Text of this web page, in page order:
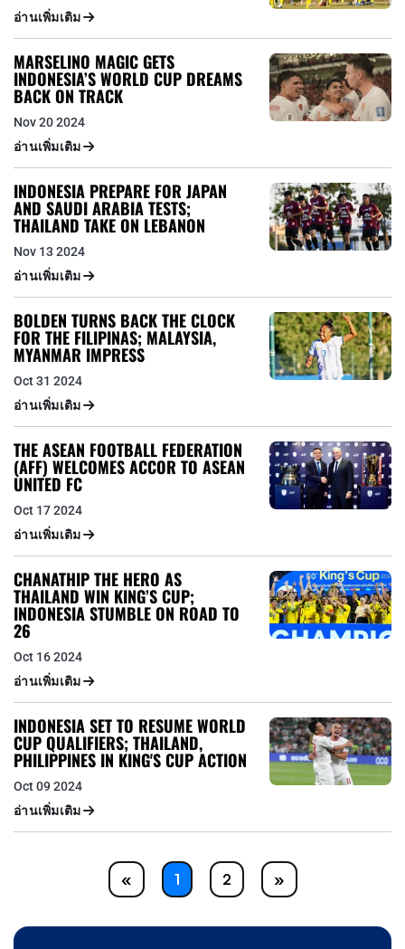
อ่านเพิ่มเติม
MARSELINO MAGIC GETS
INDONESIA’S WORLD CUP DREAMS
BACK ON TRACK
Nov 20 2024
อ่านเพิ่มเติม
INDONESIA PREPARE FOR JAPAN
AND SAUDI ARABIA TESTS;
THAILAND TAKE ON LEBANON
Nov 13 2024
อ่านเพิ่มเติม
BOLDEN TURNS BACK THE CLOCK
FOR THE FILIPINAS; MALAYSIA,
MYANMAR IMPRESS
Oct 31 2024
อ่านเพิ่มเติม
THE ASEAN FOOTBALL FEDERATION
(AFF) WELCOMES ACCOR TO ASEAN
UNITED FC
Oct 17 2024
อ่านเพิ่มเติม
CHANATHIP THE HERO AS
THAILAND WIN KING’S CUP;
INDONESIA STUMBLE ON ROAD TO
26
Oct 16 2024
อ่านเพิ่มเติม
INDONESIA SET TO RESUME WORLD
CUP QUALIFIERS; THAILAND,
PHILIPPINES IN KING'S CUP ACTION
Oct 09 2024
อ่านเพิ่มเติม
«Previous
1 2 »Next